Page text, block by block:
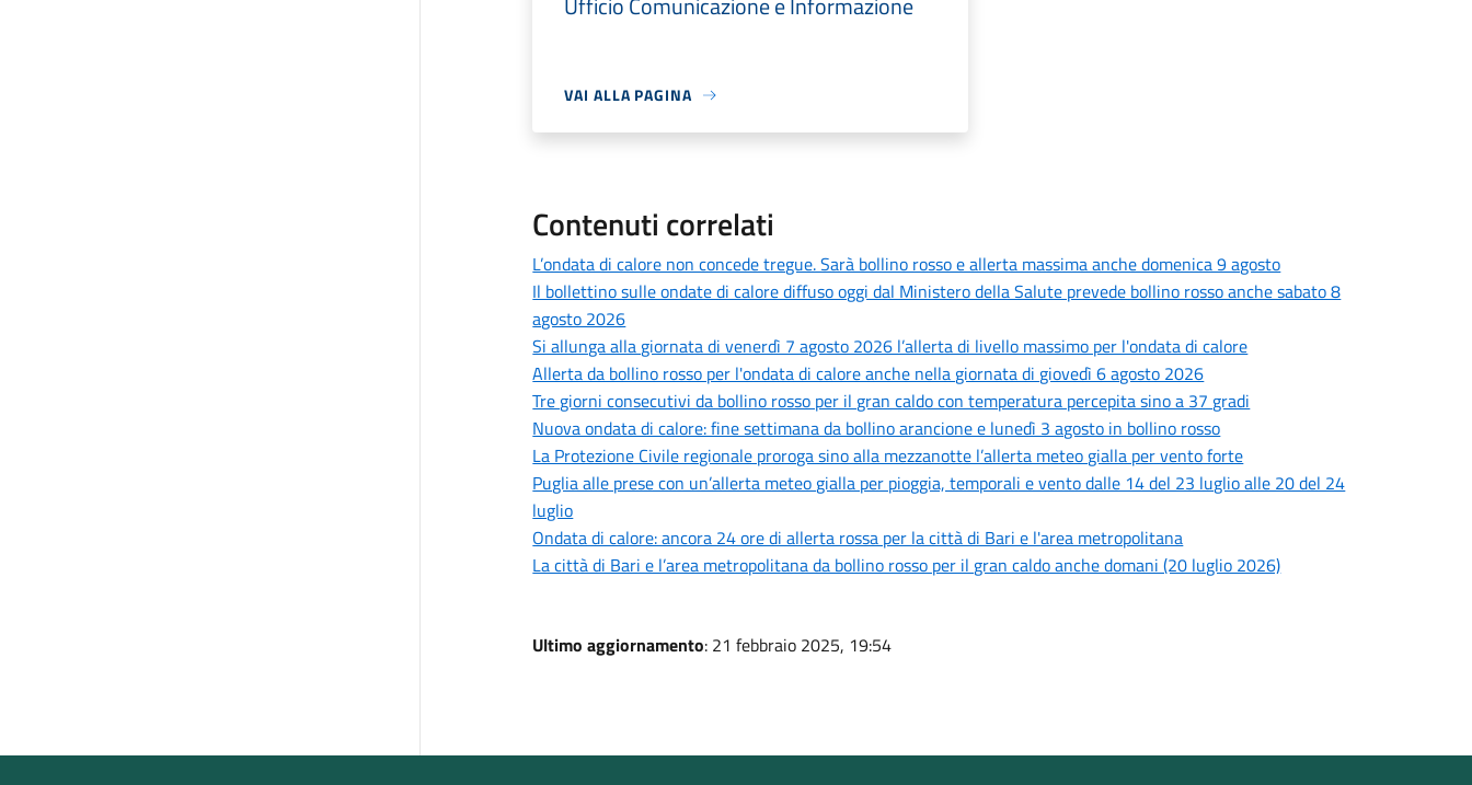
VAI ALLA PAGINA
Contenuti correlati
L’ondata di calore non concede tregue. Sarà bollino rosso e allerta massima anche domenica 9 agosto
Il bollettino sulle ondate di calore diffuso oggi dal Ministero della Salute prevede bollino rosso anche sabato 8
agosto 2026
Si allunga alla giornata di venerdì 7 agosto 2026 l’allerta di livello massimo per l'ondata di calore
Allerta da bollino rosso per l'ondata di calore anche nella giornata di giovedì 6 agosto 2026
Tre giorni consecutivi da bollino rosso per il gran caldo con temperatura percepita sino a 37 gradi
Nuova ondata di calore: fine settimana da bollino arancione e lunedì 3 agosto in bollino rosso
La Protezione Civile regionale proroga sino alla mezzanotte l’allerta meteo gialla per vento forte
Puglia alle prese con un’allerta meteo gialla per pioggia, temporali e vento dalle 14 del 23 luglio alle 20 del 24
luglio
Ondata di calore: ancora 24 ore di allerta rossa per la città di Bari e l'area metropolitana
La città di Bari e l’area metropolitana da bollino rosso per il gran caldo anche domani (20 luglio 2026)
Ultimo aggiornamento: 21 febbraio 2025, 19:54